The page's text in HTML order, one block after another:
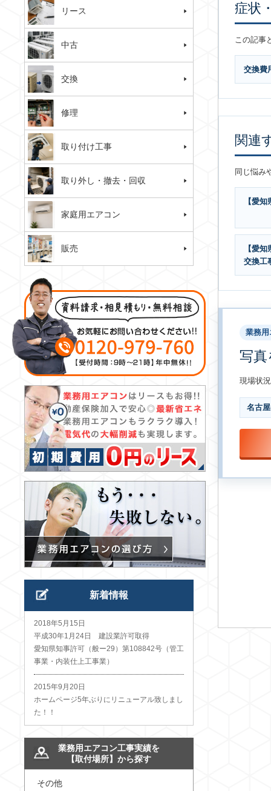
症状
この記事
交換費
関連
同じ悩み
【愛
【愛
交換工
業務用
写
現場状
名古
リース
中古
交換
修理
取り付け工事
取り外し・撤去・回収
家庭用エアコン
販売
新着情報
2018年5月15日
平成30年1月24日 建設業許可取得
愛知県知事許可（般ー29）第108842号（管工
事業・内装仕上工事業）
2015年9月20日
ホームページ5年ぶりにリニューアル致しまし
た！！
業務用エアコン工事実績を
【取付場所】から探す
その他